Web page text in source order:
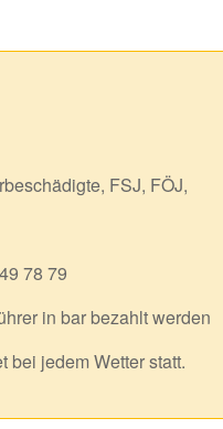
FSJ, FÖJ,
78 79
in bar bezahlt werden
bei jedem Wetter statt.